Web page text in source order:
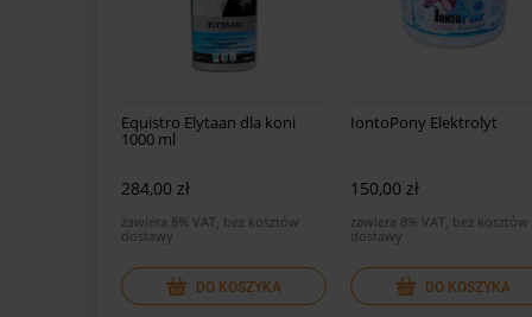
Equistro Elytaan dla koni
1000 ml
284,00 zł
zawiera 8% VAT, bez kosztów
dostawy
DO KOSZYKA
IontoPony Elektrolyt
150,00 zł
zawiera 8% VAT, bez kosztów
dostawy
DO KOSZYKA